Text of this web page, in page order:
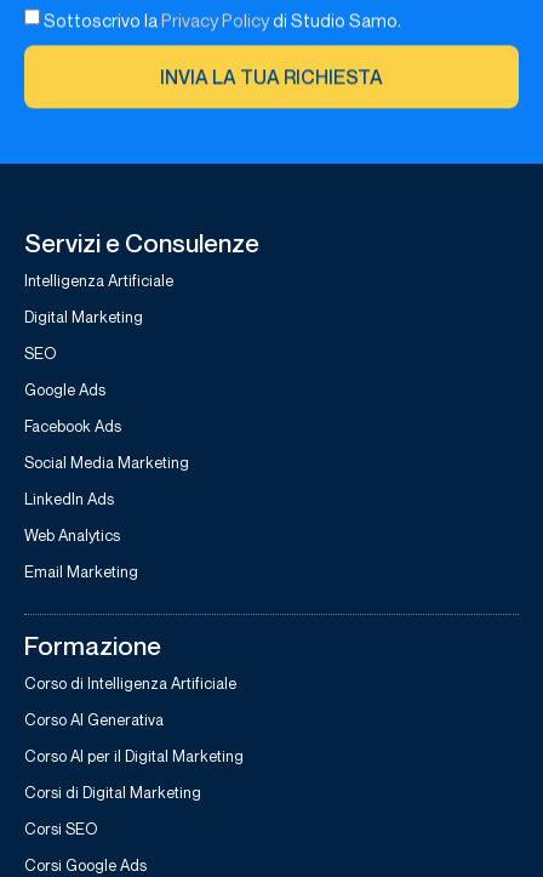
Sottoscrivo la Privacy Policydi Studio Samo.
INVIA LA TUA RICHIESTA
Servizi e Consulenze
Intelligenza Artificiale
Digital Marketing
SEO
Google Ads
Facebook Ads
Social Media Marketing
LinkedIn Ads
Web Analytics
Email Marketing
Formazione
Corso di Intelligenza Artificiale
Corso AI Generativa
Corso AI per il Digital Marketing
Corsi di Digital Marketing
Corsi SEO
Corsi Google Ads